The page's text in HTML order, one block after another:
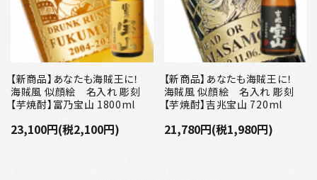
【新商品】あなたも海賊王に！
海賊風 似顔絵 名入れ 彫刻
【芋焼酎】富乃宝山 1800ml
23,100円(税2,100円)
【新商品】あなたも海賊王に！
海賊風 似顔絵 名入れ 彫刻
【芋焼酎】吉兆宝山 720ml
21,780円(税1,980円)